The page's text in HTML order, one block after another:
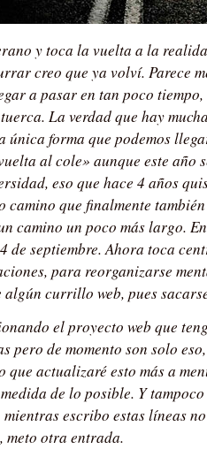
y toca la vuelta a la
creo que ya volví. Parece
a pasar en tan poco
La verdad que hay
única forma que podemos
al cole» aunque este año
eso que hace 4 años
camino que finalmente
camino un poco más largo.
de septiembre. Ahora toca
para reorganizarse
algún currillo web, pues
el proyecto web que
pero de momento son solo
que actualizaré esto más a
de lo posible. Y
escribo estas líneas
meto otra entrada.